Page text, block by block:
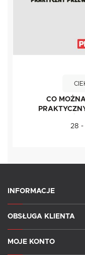
CO
28 -
INFORMACJE
OBSŁUGA KLIENTA
MOJE KONTO